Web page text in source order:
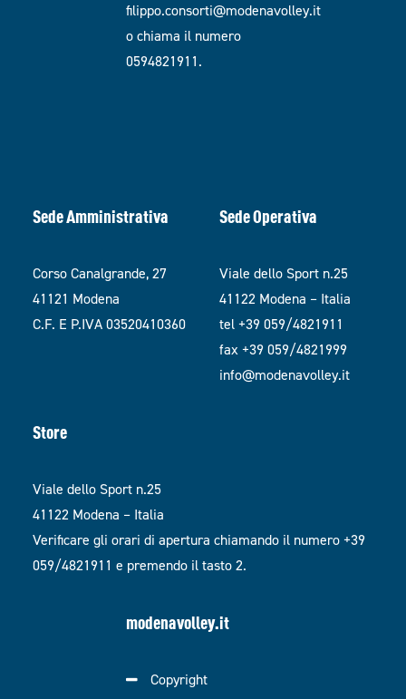
filippo.consorti@modenavolley.it
o chiama il numero
0594821911.
Sede Amministrativa
Corso Canalgrande, 27
41121 Modena
C.F. E P.IVA 03520410360
Sede Operativa
Viale dello Sport n.25
41122 Modena – Italia
tel +39 059/4821911
fax +39 059/4821999
info@modenavolley.it
Store
Viale dello Sport n.25
41122 Modena – Italia
Verificare gli orari di apertura chiamando il numero +39
059/4821911 e premendo il tasto 2.
modenavolley.it
Copyright